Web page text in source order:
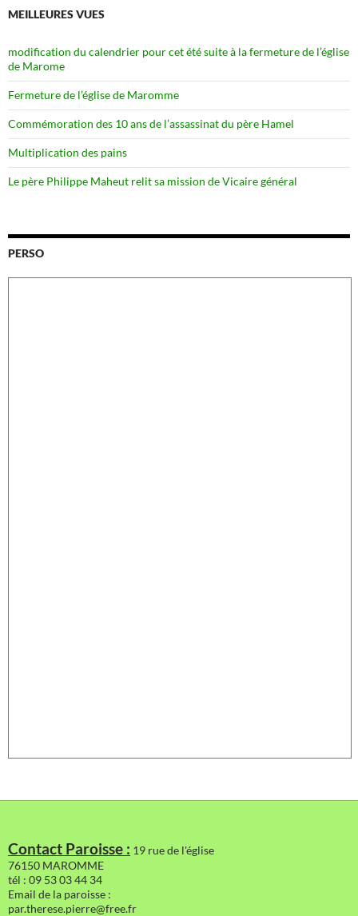
MEILLEURES VUES
modification du calendrier pour cet été suite à la fermeture de l’église
de Marome
Fermeture de l’église de Maromme
Commémoration des 10 ans de l’assassinat du père Hamel
Multiplication des pains
Le père Philippe Maheut relit sa mission de Vicaire général
PERSO
Contact Paroisse : 19 rue de l'église
76150 MAROMME
tél : 09 53 03 44 34
Email de la paroisse :
par.therese.pierre@free.fr